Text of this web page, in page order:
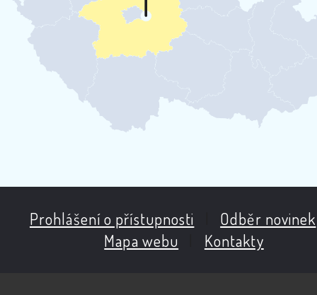
Prohlášení o přístupnosti Odběr novinek
Mapa webu
Kontakty